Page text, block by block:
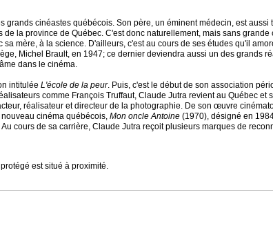
grands cinéastes québécois. Son père, un éminent médecin, est
la province de Québec. C'est donc naturellement, mais sans
mère, à la science. D'ailleurs, c'est au cours de ses études qu'il
Michel Brault, en 1947; ce dernier deviendra aussi un des grands
dans le cinéma.
intitulée L'école de la peur. Puis, c'est le début de son association
comme François Truffaut, Claude Jutra revient au Québec
réalisateur et directeur de la photographie. De son œuvre
cinéma québécois, Mon oncle Antoine (1970), désigné en
cours de sa carrière, Claude Jutra reçoit plusieurs marques de
est situé à proximité.